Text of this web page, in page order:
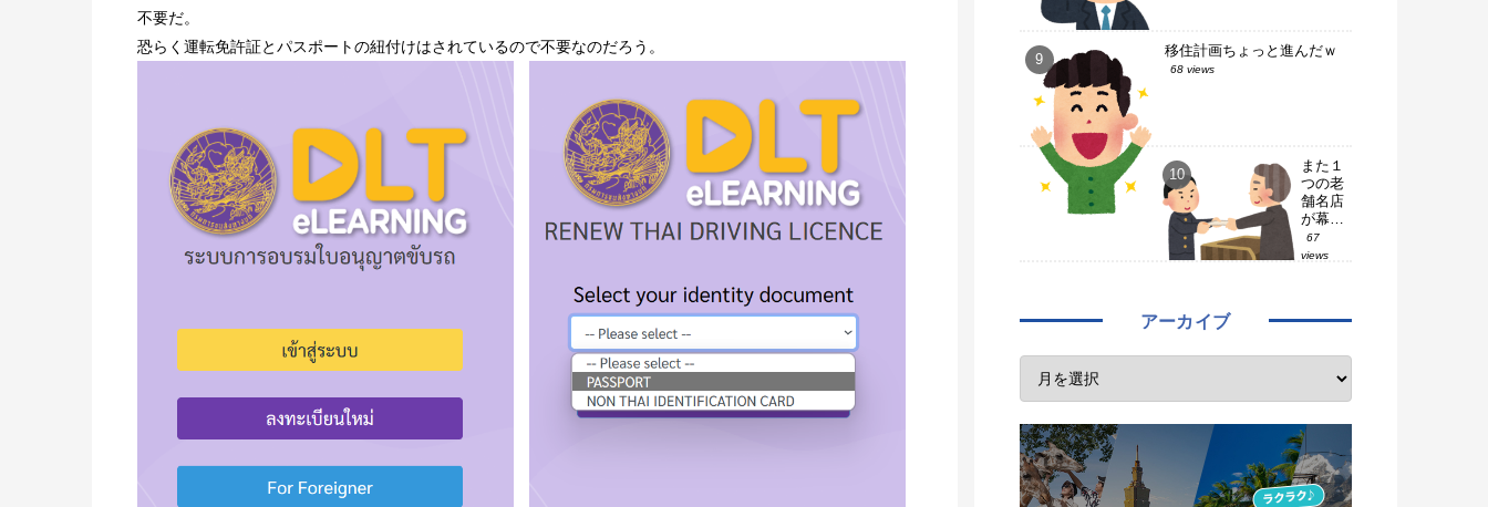
不要だ。
恐らく運転免許証とパスポートの紐付けはされているので不要なのだろう。
移住計画ちょっと進んだｗ
68 views
また１
つの老
舗名店
が幕を
閉じ
た…
67
views
アーカイブ